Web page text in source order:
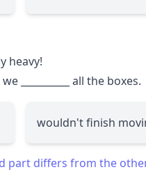
heavy!
we
all the boxes.
wouldn't finish
part differs from the